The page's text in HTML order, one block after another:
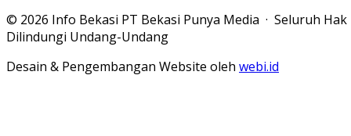
© 2026 Info Bekasi PT Bekasi Punya Media · Seluruh Hak
Dilindungi Undang-Undang
Desain & Pengembangan Website oleh webi.id